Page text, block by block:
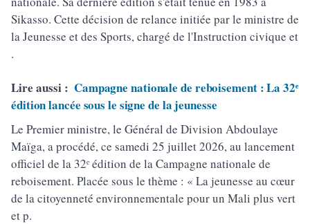
Sikasso. Cette décision de relance initiée par le ministre de
la Jeunesse et des Sports, chargé de l'Instruction civique et
.
Lire aussi : Campagne nationale de reboisement : La 32ᵉ
édition lancée sous le signe de la jeunesse
Le Premier ministre, le Général de Division Abdoulaye
Maïga, a procédé, ce samedi 25 juillet 2026, au lancement
officiel de la 32ᵉ édition de la Campagne nationale de
reboisement. Placée sous le thème : « La jeunesse au cœur
de la citoyenneté environnementale pour un Mali plus vert
et p.